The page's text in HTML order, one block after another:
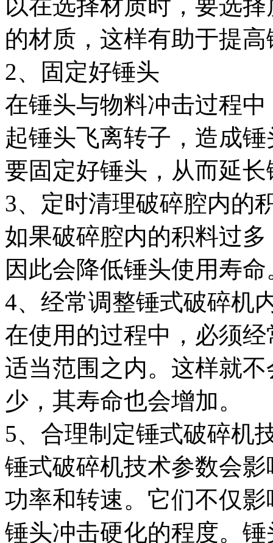
以在选择材质时，要选
的材质，这样有助于提
2、固定好锤头
在锤头与物料冲击过程
起锤头飞离转子，造成
要固定好锤头，从而延
3、定时清理破碎腔内的
如果破碎腔内的积料过
因此会降低锤头使用寿命
4、经常调整锤式破碎机
在使用的过程中，必须
适当范围之内。这样就
少，其寿命也会增加。
5、合理制定锤式破碎机
锤式破碎机技术参数会
功率和转速。它们不仅
锤头冲击硬化的程度。